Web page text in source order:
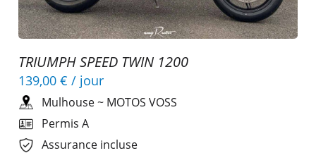
TRIUMPH SPEED TWIN 1200
139,00 € / jour
Mulhouse~ MOTOS VOSS
Permis A
Assurance incluse